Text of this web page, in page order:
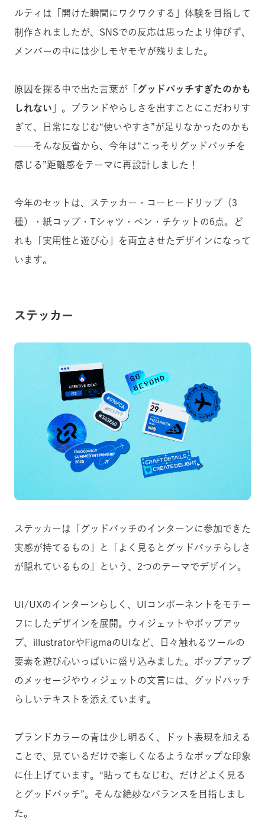
ルティは「
開けた瞬間にワクワクする」体験を目指して
制作されましたが、SNSでの反応は思ったより伸びず、
メンバーの中には少しモヤモヤが残りました。
原因を探る中で出た言葉が「 グッドパッチすぎたのかも
しれない 」。ブランドやらしさを出すことにこだわりす
ぎて、日常になじむ“使いやすさ”が足りなかったのかも
──そんな反省から、今年は“こっそりグッドパッチを
感じる”距離感をテーマに再設計しました！
今年のセットは、ステッカー・コーヒードリップ（3
種）・紙コップ・Tシャツ・ペン・チケットの6点。ど
れも「実用性と遊び心」を両立させたデザインになって
います。
ステッカー
ステッカーは「グッドパッチのインターンに参加できた
実感が持てるもの」と「よく見るとグッドパッチらしさ
が隠れているもの」という、2つのテーマでデザイン。
UI/UXのインターンらしく、UIコンポーネントをモチー
フにしたデザインを展開。ウィジェットやポップアッ
プ、illustratorやFigmaのUIなど、日々触れるツールの
要素を遊び心いっぱいに盛り込みました。ポップアップ
のメッセージやウィジェットの文言には、グッドパッチ
らしいテキストを添えています。
ブランドカラーの青は少し明るく、ドット表現を加える
ことで、見ているだけで楽しくなるようなポップな印象
に仕上げています。“貼ってもなじむ、だけどよく見る
とグッドパッチ”。そんな絶妙なバランスを目指しまし
た。